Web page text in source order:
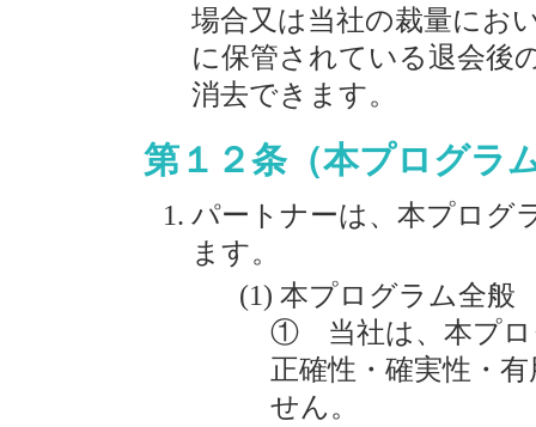
場合又は当社の裁量にお
に保管されている退会後
消去できます。
第１２条（本プログラ
パートナーは、本プログ
ます。
本プログラム全般
① 当社は、本プロ
正確性・確実性・
せん。